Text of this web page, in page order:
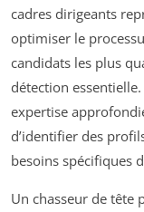
cadres dirigeants
optimiser le
candidats les plus
détection essentielle.
expertise
d’identifier des
besoins spécifiques
Un chasseur de tête